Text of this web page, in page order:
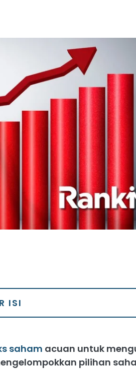
ISI
saham acuan untuk
pilihan